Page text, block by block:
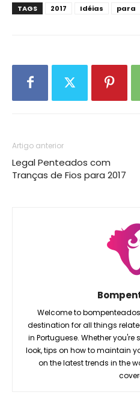
TAGS 2017 Idéias para
Artigo anterior
Legal Penteados com
Tranças de Fios para 2017
Welcome to
destination for all things
in Portuguese. Whether
look, tips on how to maintain
on the latest trends in the